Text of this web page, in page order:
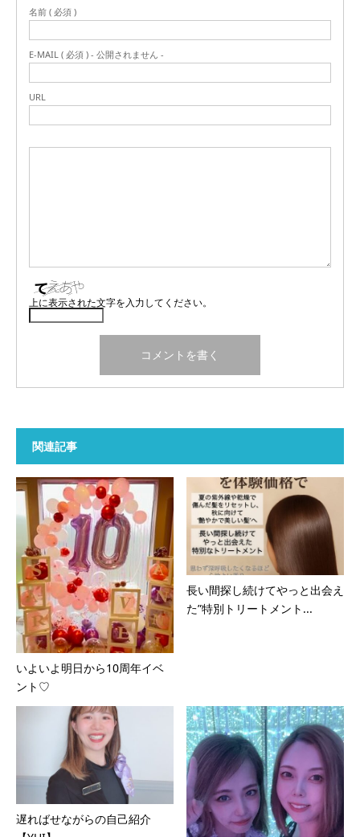
名前 ( 必須 )
E-MAIL ( 必須 ) - 公開されません -
URL
上に表示された文字を入力してください。
関連記事
いよいよ明日から10周年イベ
ント♡
長い間探し続けてやっと出会え
た”特別トリートメント...
遅ればせながらの自己紹介